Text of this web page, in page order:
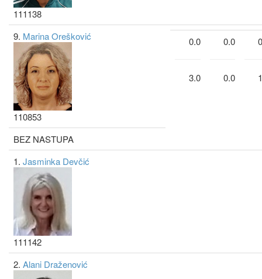
111138
9. Marina Orešković
110853
0.0
3.0
0.0
0.0
BEZ NASTUPA
1. Jasminka Devčić
111142
2. Alani Draženović